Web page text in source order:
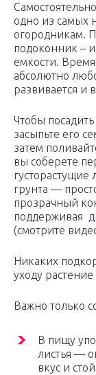
одно из самых
огородникам.
подоконник –
емкости.
абсолютно
развивается и
Чтобы
засыпьте его
затем
вы соберете
густорастущие
грунта —
прозрачный
поддерживая
(смотрите
Никаких
уходу
Важно только
В пищу
листья —
вкус и